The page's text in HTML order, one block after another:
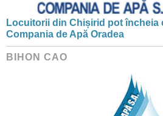
Locuitorii din Chișirid pot încheia
Compania de Apă Oradea
BIHON CAO